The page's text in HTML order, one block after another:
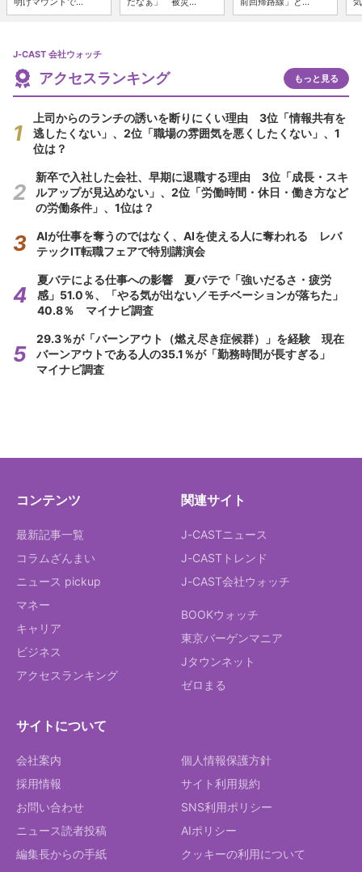
J-CAST 会社ウォッチ
アクセスランキング もっと見る
上司からのランチの誘いを断りにくい理由 3位「情報共有を
逃したくない」、2位「職場の雰囲気を悪くしたくない」、1
位は？
新卒で入社した会社、早期に退職する理由 3位「成長・スキ
ルアップが見込めない」、2位「労働時間・休日・働き方など
の労働条件」、1位は？
AIが仕事を奪うのではなく、AIを使える人に奪われる レバ
テックIT転職フェアで特別講演会
夏バテによる仕事への影響 夏バテで「強いだるさ・疲労
感」51.0％、「やる気が出ない／モチベーションが落ちた」
40.8％ マイナビ調査
29.3％が「バーンアウト（燃え尽き症候群）」を経験 現在
バーンアウトである人の35.1％が「勤務時間が長すぎる」
マイナビ調査
コンテンツ
最新記事一覧
コラムざんまい
ニュース pickup
マネー
キャリア
ビジネス
アクセスランキング
関連サイト
J-CASTニュース
J-CASTトレンド
J-CAST会社ウォッチ
BOOKウォッチ
東京バーゲンマニア
Jタウンネット
ゼロまる
サイトについて
会社案内
採用情報
お問い合わせ
ニュース読者投稿
編集長からの手紙
個人情報保護方針
サイト利用規約
SNS利用ポリシー
AIポリシー
クッキーの利用について